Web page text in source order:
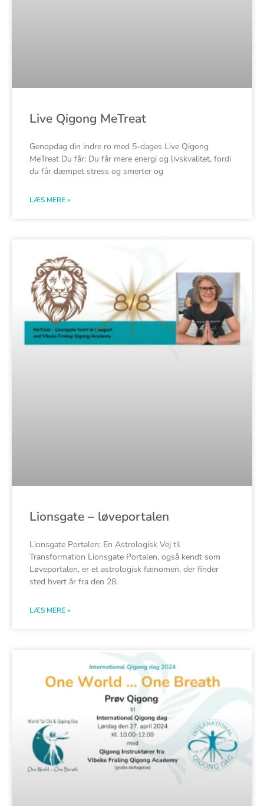
Live Qigong MeTreat
Genopdag din indre ro med 5-dages Live Qigong
MeTreat Du får: Du får mere energi og livskvalitet, fordi
du får dæmpet stress og smerter og
LÆS MERE »
Lionsgate – løveportalen
Lionsgate Portalen: En Astrologisk Vej til
Transformation Lionsgate Portalen, også kendt som
Løveportalen, er et astrologisk fænomen, der finder
sted hvert år fra den 28.
LÆS MERE »